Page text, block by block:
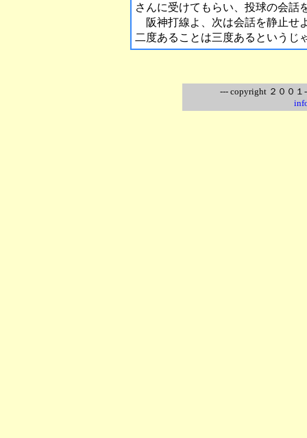
さんに受けてもらい、投球の会話
阪神打線よ、次は会話を静止せ
二度あることは三度あるというじ
--- copyright ２００１